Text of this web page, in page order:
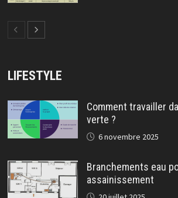
LIFESTYLE
Comment travailler
verte ?
6 novembre 2025
Branchements eau
assainissement